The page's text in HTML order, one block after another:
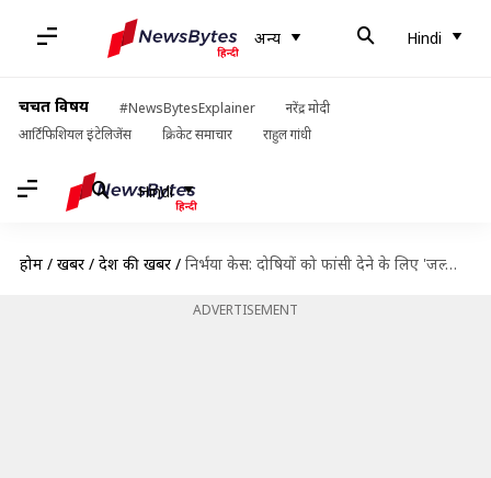
अन्य Hindi
चर्चित विषय #NewsBytesExplainer
नरेंद्र मोदी
आर्टिफिशियल इंटेलिजेंस
क्रिकेट समाचार राहुल गांधी
Hindi
होम / खबरें / देश की खबरें / निर्भया केस: दोषियों को फांसी देने के लिए 'जल्लाद' बनने को तैयार देश-विदेश के 15 लोग
ADVERTISEMENT